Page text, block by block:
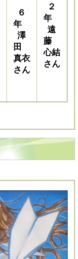
６
年
澤
田
真衣
さん
２
年
遠
藤
心結
さん